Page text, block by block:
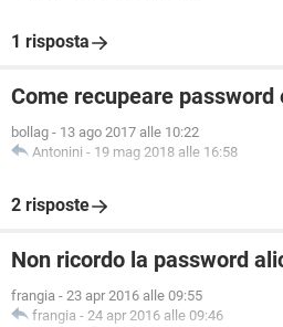
1 risposta
Come recupeare
bollag - 13 ago 2017 alle 10:22
Antonini - 19 mag 2018 alle 16:58
2 risposte
Non ricordo la password
frangia - 23 apr 2016 alle 09:55
frangia - 24 apr 2016 alle 09:46